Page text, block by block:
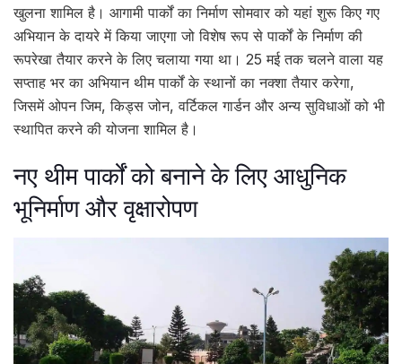
खुलना शामिल है। आगामी पार्कों का निर्माण सोमवार को यहां शुरू किए गए
अभियान के दायरे में किया जाएगा जो विशेष रूप से पार्कों के निर्माण की
रूपरेखा तैयार करने के लिए चलाया गया था। 25 मई तक चलने वाला यह
सप्ताह भर का अभियान थीम पार्कों के स्थानों का नक्शा तैयार करेगा,
जिसमें ओपन जिम, किड्स जोन, वर्टिकल गार्डन और अन्य सुविधाओं को भी
स्थापित करने की योजना शामिल है।
नए थीम पार्कों को बनाने के लिए आधुनिक
भूनिर्माण और वृक्षारोपण